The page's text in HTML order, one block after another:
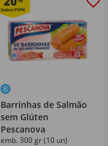
Barrinhas de Salmão
sem Glúten
Pescanova
emb. 300 gr (10 un)